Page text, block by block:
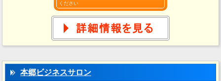
ください
本郷ビジネスサロン